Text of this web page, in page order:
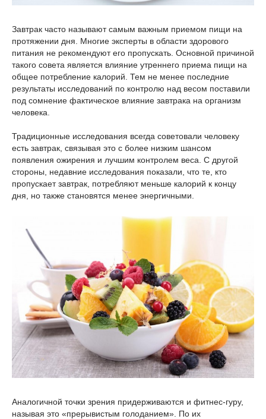
Завтрак часто называют самым важным приемом пищи на
протяжении дня. Многие эксперты в области здорового
питания не рекомендуют его пропускать. Основной причиной
такого совета является влияние утреннего приема пищи на
общее потребление калорий. Тем не менее последние
результаты исследований по контролю над весом поставили
под сомнение фактическое влияние завтрака на организм
человека.
Традиционные исследования всегда советовали человеку
есть завтрак, связывая это с более низким шансом
появления ожирения и лучшим контролем веса. С другой
стороны, недавние исследования показали, что те, кто
пропускает завтрак, потребляют меньше калорий к концу
дня, но также становятся менее энергичными.
Аналогичной точки зрения придерживаются и фитнес-гуру,
называя это «прерывистым голоданием». По их